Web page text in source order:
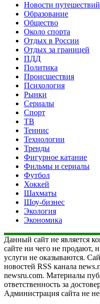
Новости путешествий
Образование
Общество
Около спорта
Отдых в России
Отдых за границей
ПДД
Политика
Происшествия
Психология
Рынки
Сериалы
Спорт
ТВ
Теннис
Технологии
Тренды
Фигурное катание
Фильмы и сериалы
Футбол
Хоккей
Шахматы
Шоу-бизнес
Экология
Экономика
Данный сайт не является
сайте ни чего не продают,
услуги не оказываются.
новостей RSS канала
newsru.com. Материалы
ответственность за
Администрация сайта не